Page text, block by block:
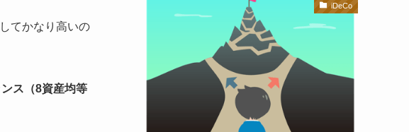
てかなり高いの
ス（8資産均等
iDeCo